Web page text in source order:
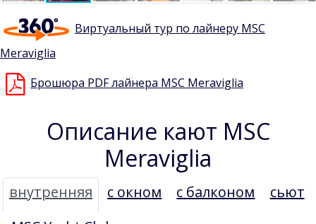
Виртуальный тур по лайнеру MSC
Meraviglia
Брошюра PDF лайнера MSC Meraviglia
Описание кают MSC
Meraviglia
внутренняя с окном с балконом
сьют